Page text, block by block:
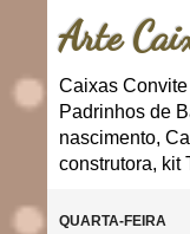
Arte
Caixas
Padrinhos de
nascimento,
construtora, kit
QUARTA-FEIRA